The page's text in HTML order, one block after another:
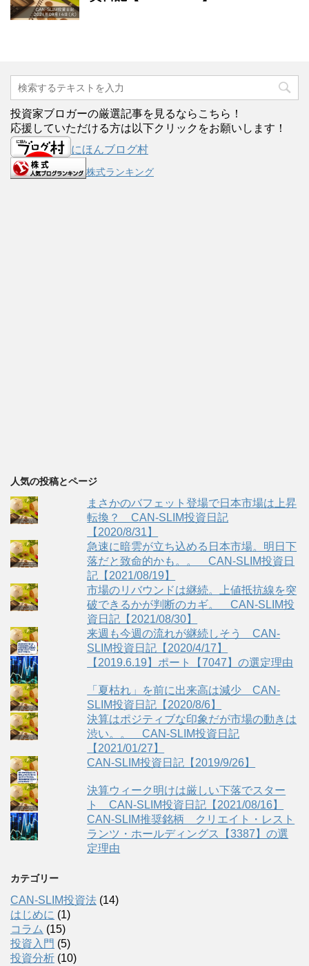
投資家ブロガーの厳選記事を見るならこちら！
応援していただける方は以下クリックをお願いします！
にほんブログ村
株式ランキング
人気の投稿とページ
まさかのバフェット登場で日本市場は上昇
転換？ CAN-SLIM投資日記
【2020/8/31】
急速に暗雲が立ち込める日本市場。明日下
落だと致命的かも。。 CAN-SLIM投資日
記【2021/08/19】
市場のリバウンドは継続。上値抵抗線を突
破できるかが判断のカギ。 CAN-SLIM投
資日記【2021/08/30】
来週も今週の流れが継続しそう CAN-
SLIM投資日記【2020/4/17】
【2019.6.19】ポート【7047】の選定理由
「夏枯れ」を前に出来高は減少 CAN-
SLIM投資日記【2020/8/6】
決算はポジティブな印象だが市場の動きは
渋い。。 CAN-SLIM投資日記
【2021/01/27】
CAN-SLIM投資日記【2019/9/26】
決算ウィーク明けは厳しい下落でスター
ト CAN-SLIM投資日記【2021/08/16】
CAN-SLIM推奨銘柄 クリエイト・レスト
ランツ・ホールディングス【3387】の選
定理由
カテゴリー
CAN-SLIM投資法 (14)
はじめに (1)
コラム (15)
投資入門 (5)
投資分析 (10)